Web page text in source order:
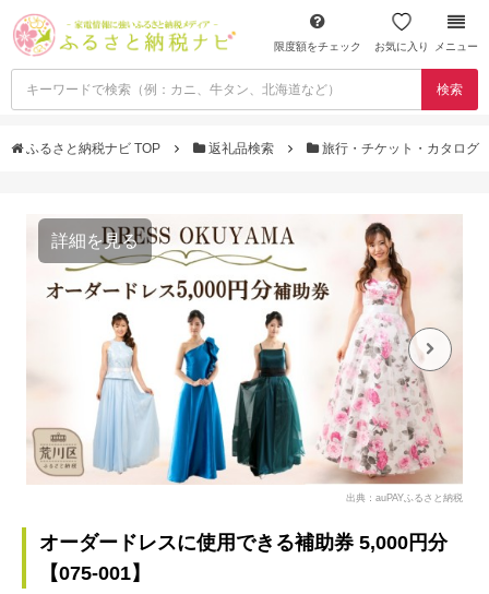
限度額をチェック お気に入り メニュー
検索
ふるさと納税ナビ TOP 返礼品検索 旅行・チケット・カタログ
詳細を見る
出典：auPAYふるさと納税
オーダードレスに使用できる補助券 5,000円分
【075-001】